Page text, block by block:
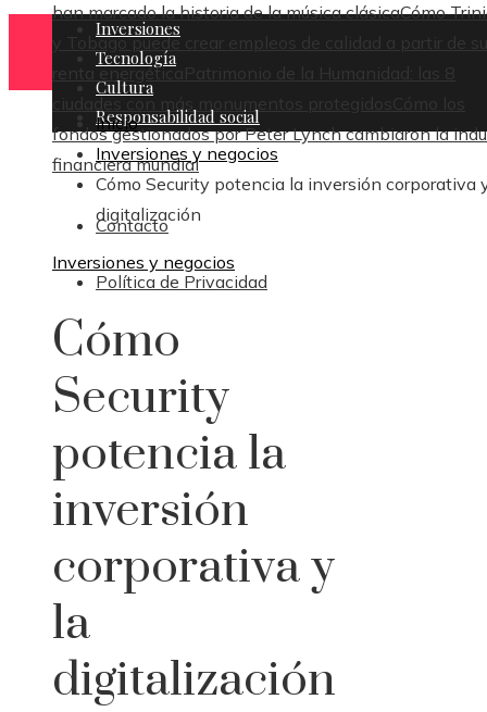
han marcado la historia de la música clásicaCómo
y Tobago puede crear empleos de calidad a partir de su
renta energética Patrimonio de la Humanidad: las 8
ciudades con más monumentos protegidos
Cómo los
fondos gestionados por Peter Lynch cambiaron la
financiera mundial
Contacto
Política de Privacidad
Inversiones
Tecnología
Cultura
Responsabilidad social
Inicio
Inversiones y negocios
Cómo Security potencia la inversión corporativa
digitalización
Inversiones y negocios
Cómo
Security
potencia la
inversión
corporativa y
la
digitalización